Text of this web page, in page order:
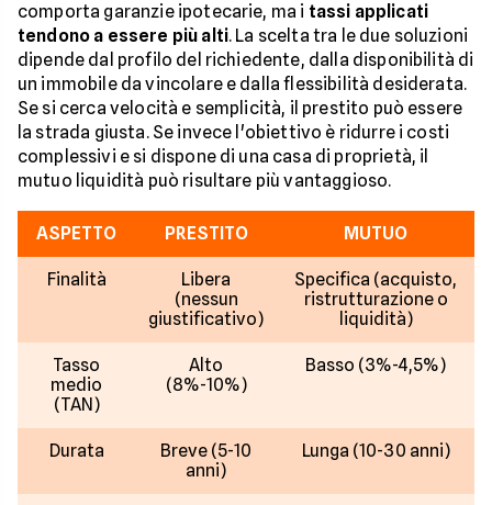
comporta garanzie ipotecarie, ma i tassi applicati
tendono a essere più alti. La scelta tra le due soluzioni
dipende dal profilo del richiedente, dalla disponibilità di
un immobile da vincolare e dalla flessibilità desiderata.
Se si cerca velocità e semplicità, il prestito può essere
la strada giusta. Se invece l'obiettivo è ridurre i costi
complessivi e si dispone di una casa di proprietà, il
mutuo liquidità può risultare più vantaggioso.
ASPETTO PRESTITO MUTUO
Finalità
Libera
(nessun
giustificativo)
Specifica (acquisto,
ristrutturazione o
liquidità)
Tasso
medio
(TAN)
Alto
(8%-10%)
Basso (3%-4,5%)
Durata
Breve (5-10
anni)
Lunga (10-30 anni)